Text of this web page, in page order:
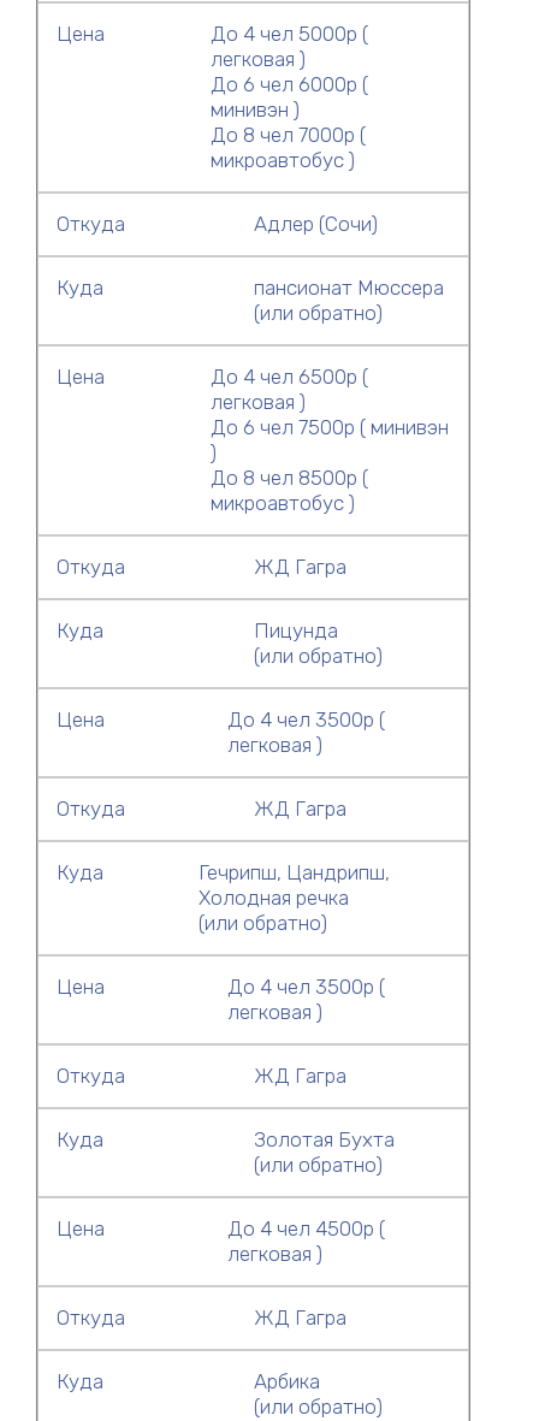
Цена
До 4 чел 5000р (
легковая )
До 6 чел 6000р (
минивэн )
До 8 чел 7000р (
микроавтобус )
Откуда Адлер (Сочи)
Куда
пансионат Мюссера
(или обратно)
Цена
До 4 чел 6500р (
легковая )
До 6 чел 7500р ( минивэн
)
До 8 чел 8500р (
микроавтобус )
Откуда ЖД Гагра
Куда
Пицунда
(или обратно)
Цена
До 4 чел 3500р (
легковая )
Откуда ЖД Гагра
Куда
Гечрипш, Цандрипш,
Холодная речка
(или обратно)
Цена
До 4 чел 3500р (
легковая )
Откуда ЖД Гагра
Куда
Золотая Бухта
(или обратно)
Цена
До 4 чел 4500р (
легковая )
Откуда ЖД Гагра
Куда
Арбика
(или обратно)